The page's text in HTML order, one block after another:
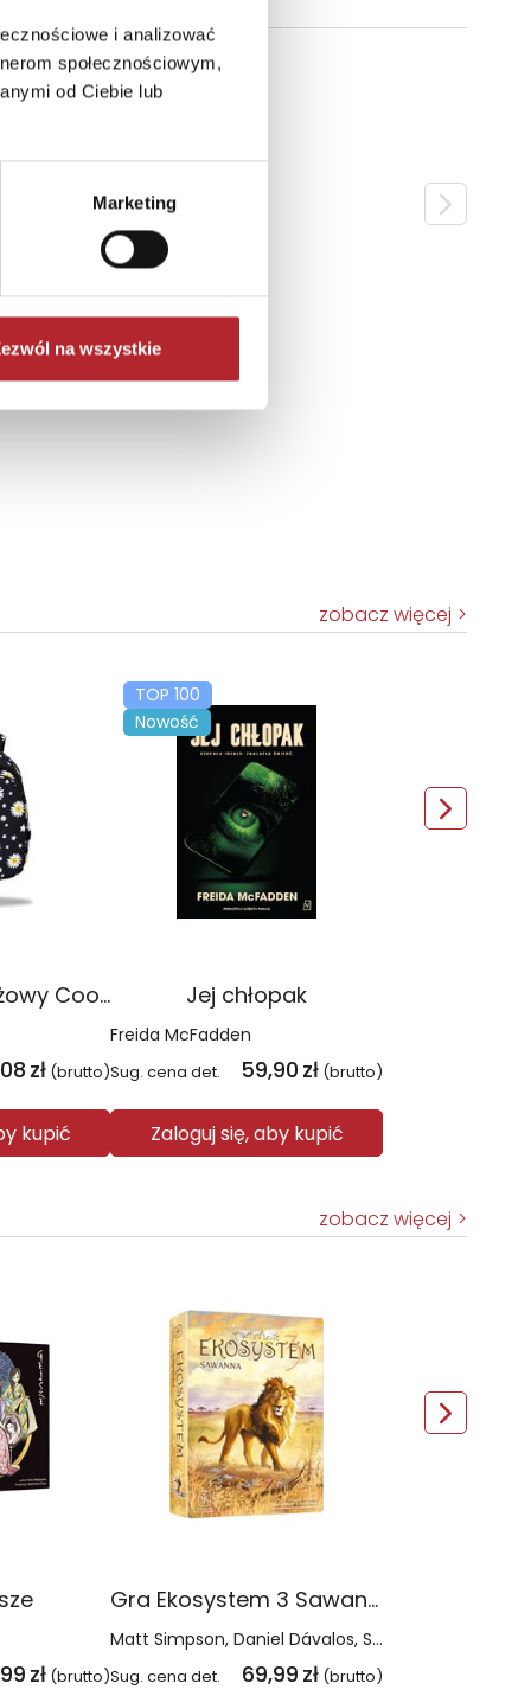
i analizować
społecznościowym,
od Ciebie lub
Marketing
na wszystkie
zobacz więcej
Plecak młodzieżowy Coolpack Jerry Daisy Black
zł (brutto)
kupić
TOP 100
Nowość
Jej chłopak
Freida McFadden
Sug. cena det. 59,90 zł (brutto)
Zaloguj się, aby kupić
zobacz więcej
zł (brutto)
Gra Ekosystem 3 Sawanna
Matt Simpson Daniel Dávalos Steve Schlepphorst
Sug. cena det. 69,99 zł (brutto)